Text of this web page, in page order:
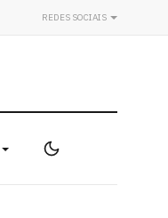
REDES SOCIAIS